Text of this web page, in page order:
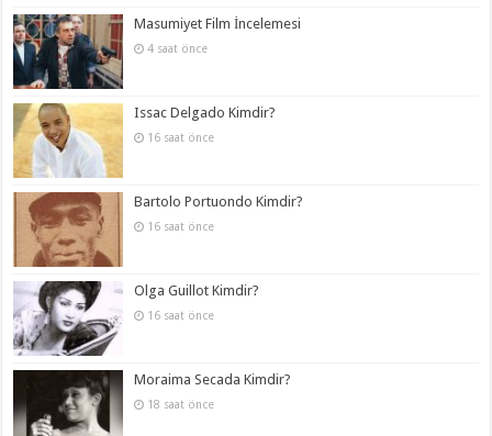
Masumiyet Film İncelemesi
4 saat önce
Issac Delgado Kimdir?
16 saat önce
Bartolo Portuondo Kimdir?
16 saat önce
Olga Guillot Kimdir?
16 saat önce
Moraima Secada Kimdir?
18 saat önce